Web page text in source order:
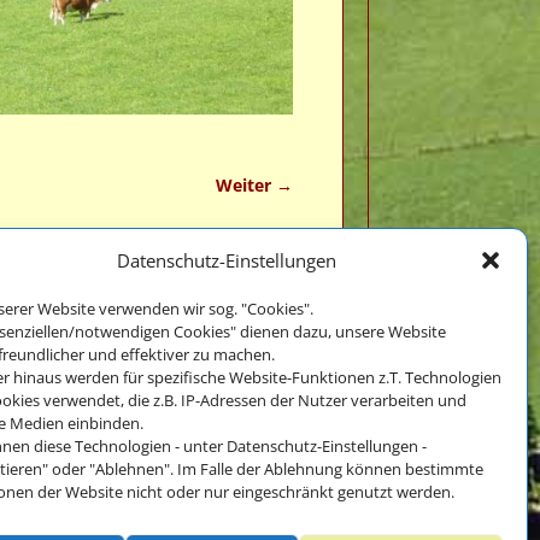
Datenschutz-Einstellungen
Website verwenden wir sog. "Cookies".
notwendigen Cookies" dienen dazu, unsere Website
und effektiver zu machen.
hinaus werden für spezifische Website-Funktionen z.T. Technologien
verwendet, die z.B. IP-Adressen der Nutzer verarbeiten und
Medien einbinden.
diese Technologien - unter Datenschutz-Einstellungen -
oder "Ablehnen". Im Falle der Ablehnung können bestimmte
der Website nicht oder nur eingeschränkt genutzt werden.
Weiter →
Impressum
und
Datenschutz
Impressum und Datenschutz